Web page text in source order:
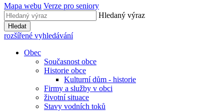
Mapa webu Verze pro seniory
Hledaný výraz
Hledat
rozšířené vyhledávání
Obec
Současnost obce
Historie obce
Kulturní dům - historie
Firmy a služby v obci
životní situace
Stavy vodních toků